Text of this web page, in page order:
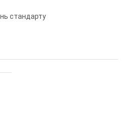
стандарту